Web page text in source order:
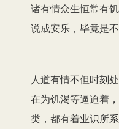
诸有情众生恒常有
说成安乐，毕竟是不
人道有情不但时刻
在为饥渴等逼迫着
类，都有着业识所